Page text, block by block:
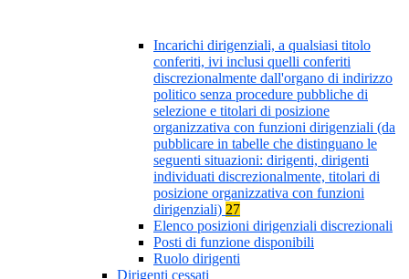
Incarichi dirigenziali, a qualsiasi titolo
conferiti, ivi inclusi quelli conferiti
discrezionalmente dall'organo di indirizzo
politico senza procedure pubbliche di
selezione e titolari di posizione
organizzativa con funzioni dirigenziali (da
pubblicare in tabelle che distinguano le
seguenti situazioni: dirigenti, dirigenti
individuati discrezionalmente, titolari di
posizione organizzativa con funzioni
dirigenziali) 27
Elenco posizioni dirigenziali discrezionali
Posti di funzione disponibili
Ruolo dirigenti
Dirigenti cessati